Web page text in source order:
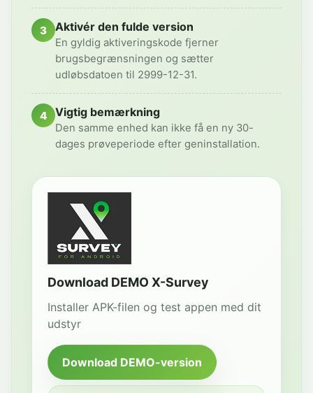
3 Aktivér den fulde version
En gyldig aktiveringskode fjerner
brugsbegrænsningen og sætter
udløbsdatoen til 2999-12-31.
4 Vigtig bemærkning
Den samme enhed kan ikke få en ny 30-
dages prøveperiode efter geninstallation.
Download DEMO X-Survey
Installer APK-filen og test appen med dit
udstyr
Download DEMO-version